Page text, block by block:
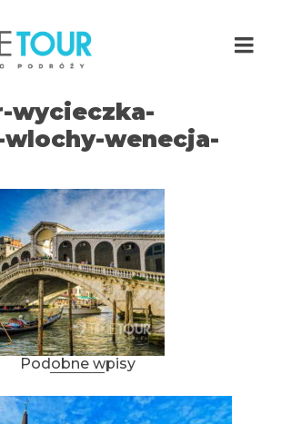
wycieczka-
wenecja-
Podobne wpisy